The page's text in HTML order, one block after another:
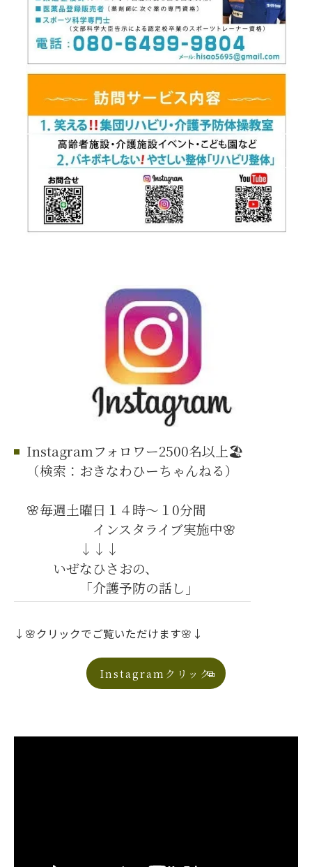
Instagramフォロワー2500名以上🏖️
（検索：おきなわひーちゃんねる）
🌸毎週土曜日１４時～１0分間
インスタライブ実施中🌸
↓↓↓
いぜなひさおの、
「介護予防の話し」
↓🌸クリックでご覧いただけます🌸↓
Instagramクリック